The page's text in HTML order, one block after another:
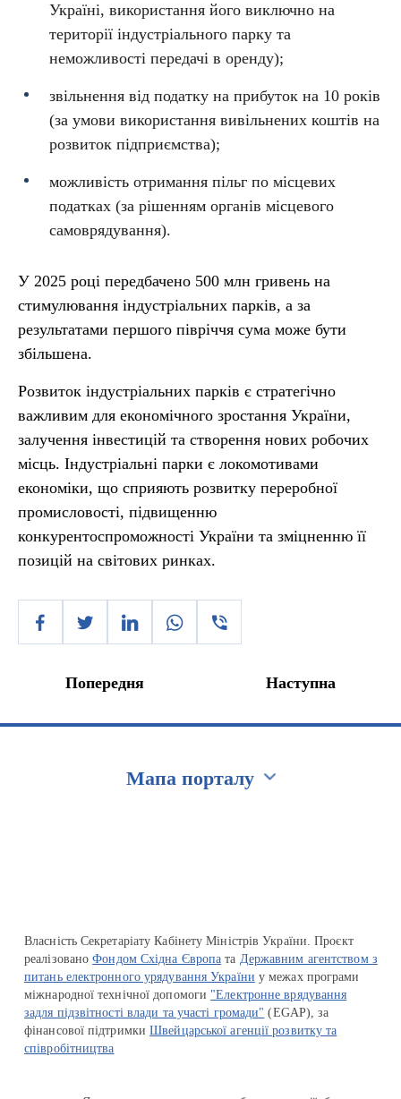
Україні, використання його виключно на
території індустріального парку та
неможливості передачі в оренду);
звільнення від податку на прибуток на 10 років
(за умови використання вивільнених коштів на
розвиток підприємства);
можливість отримання пільг по місцевих
податках (за рішенням органів місцевого
самоврядування).
У 2025 році передбачено 500 млн гривень на
стимулювання індустріальних парків, а за
результатами першого півріччя сума може бути
збільшена.
Розвиток індустріальних парків є стратегічно
важливим для економічного зростання України,
залучення інвестицій та створення нових робочих
місць. Індустріальні парки є локомотивами
економіки, що сприяють розвитку переробної
промисловості, підвищенню
конкурентоспроможності України та зміцненню її
позицій на світових ринках.
Попередня Наступна
Мапа порталу
Власність Секретаріату Кабінету Міністрів України. Проєкт
реалізованоФондом Східна Європа та Державним агентством з
питань електронного урядування України у межах програми
міжнародної технічної допомоги "Електронне врядування
задля підзвітності влади та участі громади" (EGAP), за
фінансової підтримкиШвейцарської агенції розвитку та
співробітництва